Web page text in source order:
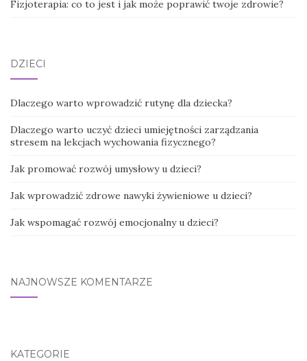
Fizjoterapia: co to jest i jak może poprawić twoje zdrowie?
DZIECI
Dlaczego warto wprowadzić rutynę dla dziecka?
Dlaczego warto uczyć dzieci umiejętności zarządzania
stresem na lekcjach wychowania fizycznego?
Jak promować rozwój umysłowy u dzieci?
Jak wprowadzić zdrowe nawyki żywieniowe u dzieci?
Jak wspomagać rozwój emocjonalny u dzieci?
NAJNOWSZE KOMENTARZE
KATEGORIE